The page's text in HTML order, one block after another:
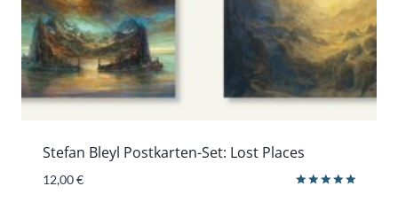
Stefan Bleyl Postkarten-Set: Lost Places
12,00€